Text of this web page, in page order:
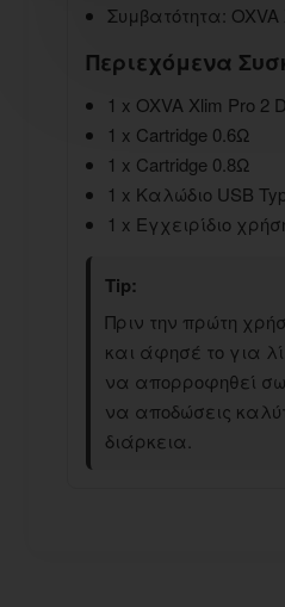
Συμβατότητα: OXVA
Περιεχόμενα
1 x OXVA Xlim Pro 2
1 x Cartridge 0.6Ω
1 x Cartridge 0.8Ω
1 x Καλώδιο USB
1 x Εγχειρίδιο
Tip:
Πριν την πρώτη
και άφησέ το για
να απορροφηθεί
να αποδώσεις
διάρκεια.